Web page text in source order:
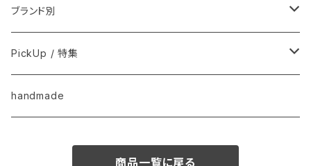
用品
フードおやつ
用品
ブランド別
Anima Strath
Animal Essentials
PickUp / 特集
換毛期におすすめ
handmade
商品一覧に戻る